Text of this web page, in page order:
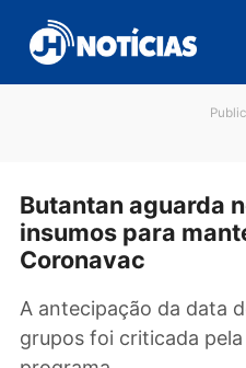
para
conteúdo
Butantan
insumos para
A antecipação da